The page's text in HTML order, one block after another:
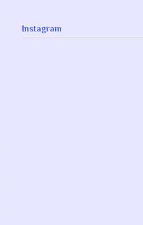
Instagram